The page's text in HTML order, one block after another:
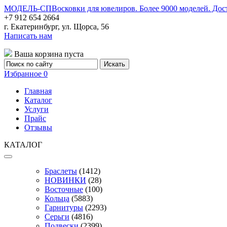
МОДЕЛЬ-СПВосковки для ювелиров. Более 9000 моделей.
+7 912 654 2664
г. Екатеринбург, ул. Щорса, 56
Написать нам
Ваша корзина пуста
Избранное 0
Главная
Каталог
Услуги
Прайс
Отзывы
КАТАЛОГ
Браслеты (1412)
НОВИНКИ (28)
Восточные (100)
Кольца (5883)
Гарнитуры (2293)
Серьги (4816)